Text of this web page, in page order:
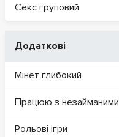
Секс груповий
Додаткові
Мінет глибокий
Працюю з незайманими
Рольові ігри